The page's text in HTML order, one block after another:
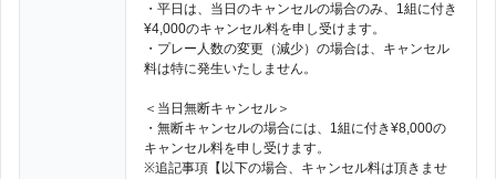
・平日は、当日のキャンセルの場合のみ、1組に付き
¥4,000のキャンセル料を申し受けます。
・プレー人数の変更（減少）の場合は、キャンセル
料は特に発生いたしません。
＜当日無断キャンセル＞
・無断キャンセルの場合には、1組に付き¥8,000の
キャンセル料を申し受けます。
※追記事項【以下の場合、キャンセル料は頂きませ